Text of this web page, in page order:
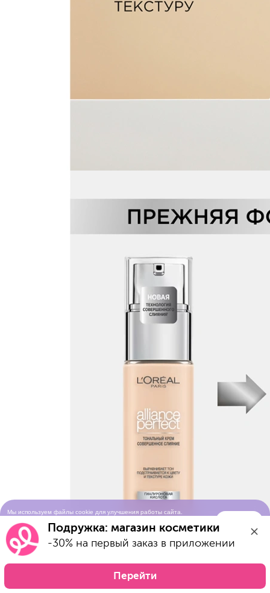
Мы используем файлы cookie для улучшения работы сайта.
использования cookie-файловПодружка: магазин косметики
-30% на первый заказ в приложении
Перейти